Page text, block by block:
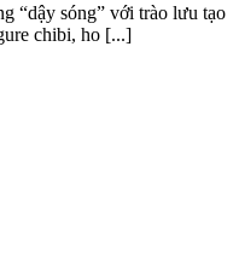
“dậy sóng” với trào lưu tạo
chibi, ho [...]